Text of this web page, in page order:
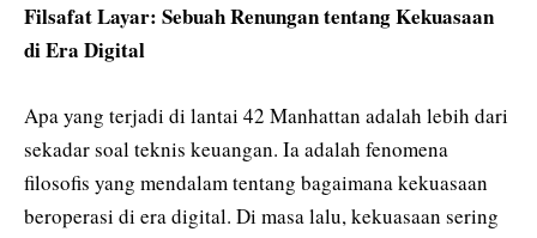
Filsafat Layar: Sebuah Renungan tentang Kekuasaan
di Era Digital
Apa yang terjadi di lantai 42 Manhattan adalah lebih dari
sekadar soal teknis keuangan. Ia adalah fenomena
filosofis yang mendalam tentang bagaimana kekuasaan
beroperasi di era digital. Di masa lalu, kekuasaan sering